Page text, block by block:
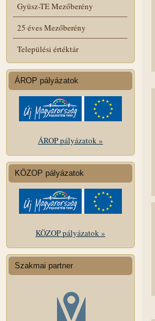
Gyüsz-TE Mezőberény
25 éves Mezőberény
Települési értéktár
ÁROP pályázatok
ÁROP pályázatok »
KÖZOP pályázatok
KÖZOP pályázatok »
Szakmai partner